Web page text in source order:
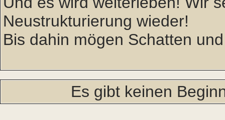
Neustrukturierung wieder!
Bis dahin mögen Schatten
Es gibt keinen